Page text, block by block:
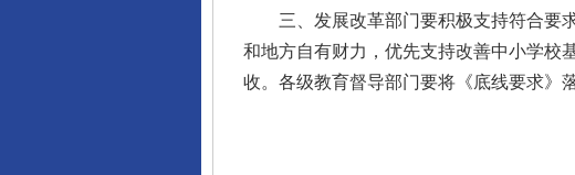
三、发展改革部门要积极支持符合要求
和地方自有财力，优先支持改善中小学校
收。各级教育督导部门要将《底线要求》